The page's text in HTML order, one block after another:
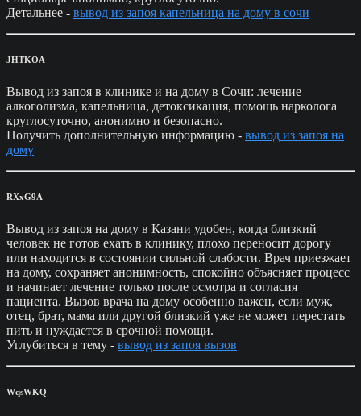
Детальнее - вывод из запоя капельница на дому в сочи
JHTKOA
Вывод из запоя в клинике и на дому в Сочи: лечение
алкоголизма, капельница, детоксикация, помощь нарколога
круглосуточно, анонимно и безопасно.
Получить дополнительную информацию - вывод из запоя на
дому
RXxG9A
Вывод из запоя на дому в Казани удобен, когда близкий
человек не готов ехать в клинику, плохо переносит дорогу
или находится в состоянии сильной слабости. Врач приезжает
на дому, сохраняет анонимность, спокойно объясняет процесс
и начинает лечение только после осмотра и согласия
пациента. Вызов врача на дому особенно важен, если муж,
отец, брат, мама или другой близкий уже не может перестать
пить и нуждается в срочной помощи.
Углубиться в тему - вывод из запоя вызов
WqsWKQ